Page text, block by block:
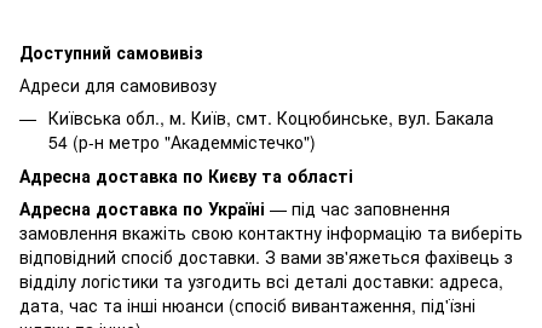
Доступний самовивіз
Адреси для самовивозу
Київська обл., м. Київ, смт. Коцюбинське, вул. Бакала
54 (р-н метро "Академмістечко")
Адресна доставка по Києву та області
Адресна доставка по Україні — під час заповнення
замовлення вкажіть свою контактну інформацію та виберіть
відповідний спосіб доставки. З вами зв'яжеться фахівець з
відділу логістики та узгодить всі деталі доставки: адреса,
дата, час та інші нюанси (спосіб вивантаження, під'їзні